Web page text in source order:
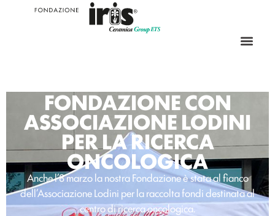
FONDAZIONE CON
ASSOCIAZIONE LODINI
PER LA RICERCA
ONCOLOGICA
Anche l’8 marzo la nostra Fondazione è stata al fianco
dell’Associazione Lodini per la raccolta fondi destinata al
centro di ricerca oncologica.